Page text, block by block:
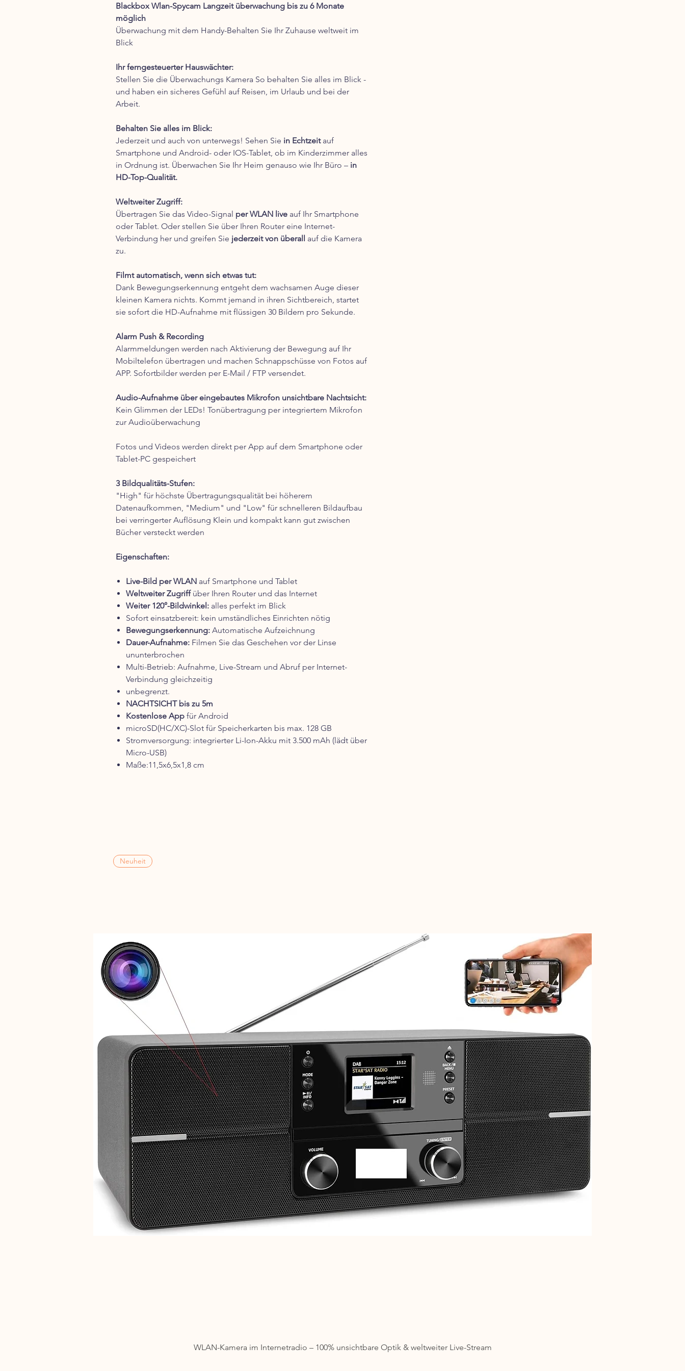
Blackbox Wlan-Spycam Langzeit überwachung bis zu 6 Monate
möglich
Überwachung mit dem Handy-Behalten Sie Ihr Zuhause weltweit im
Blick
Ihr ferngesteuerter Hauswächter:
Stellen Sie die Überwachungs Kamera So behalten Sie alles im Blick -
und haben ein sicheres Gefühl auf Reisen, im Urlaub und bei der
Arbeit.
Behalten Sie alles im Blick:
Jederzeit und auch von unterwegs! Sehen Sie in Echtzeitauf
Smartphone und Android- oder IOS-Tablet, ob im Kinderzimmer alles
in Ordnung ist. Überwachen Sie Ihr Heim genauso wie Ihr Büro – in
HD-Top-Qualität.
Weltweiter Zugriff:
Übertragen Sie das Video-Signal per WLAN live auf Ihr Smartphone
oder Tablet. Oder stellen Sie über Ihren Router eine Internet-
Verbindung her und greifen Sie jederzeit von überall auf die Kamera
zu.
Filmt automatisch, wenn sich etwas tut:
Dank Bewegungserkennung entgeht dem wachsamen Auge dieser
kleinen Kamera nichts. Kommt jemand in ihren Sichtbereich, startet
sie sofort die HD-Aufnahme mit flüssigen 30 Bildern pro Sekunde.
Alarm Push & Recording
Alarmmeldungen werden nach Aktivierung der Bewegung auf Ihr
Mobiltelefon übertragen und machen Schnappschüsse von Fotos auf
APP. Sofortbilder werden per E-Mail / FTP versendet.
Audio-Aufnahme über eingebautes Mikrofon unsichtbare Nachtsicht:
Kein Glimmen der LEDs! Tonübertragung per integriertem Mikrofon
zur Audioüberwachung
Fotos und Videos werden direkt per App auf dem Smartphone oder
Tablet-PC gespeichert
3 Bildqualitäts-Stufen:
"High" für höchste Übertragungsqualität bei höherem
Datenaufkommen, "Medium" und "Low" für schnelleren Bildaufbau
bei verringerter Auflösung Klein und kompakt kann gut zwischen
Bücher versteckt werden
Eigenschaften:
Live-Bild per WLAN auf Smartphone und Tablet
Weltweiter Zugriffüber Ihren Router und das Internet
Weiter 120°-Bildwinkel: alles perfekt im Blick
Sofort einsatzbereit: kein umständliches Einrichten nötig
Bewegungserkennung: Automatische Aufzeichnung
Dauer-Aufnahme: Filmen Sie das Geschehen vor der Linse
ununterbrochen
Multi-Betrieb: Aufnahme, Live-Stream und Abruf per Internet-
Verbindung gleichzeitig
unbegrenzt.
NACHTSICHT bis zu 5m
Kostenlose App für Android
microSD(HC/XC)-Slot für Speicherkarten bis max. 128 GB
Stromversorgung: integrierter Li-Ion-Akku mit 3.500 mAh (lädt über
Micro-USB)
Maße:11,5x6,5x1,8 cm
Neuheit
WLAN-Kamera im Internetradio – 100% unsichtbare Optik & weltweiter Live-Stream